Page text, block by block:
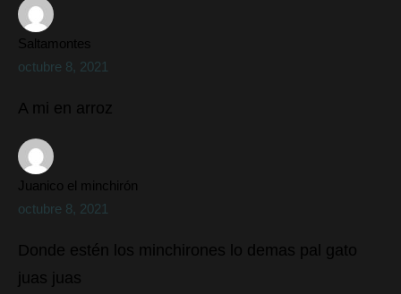
Saltamontes
octubre 8, 2021
A mi en arroz
Juanico el minchirón
octubre 8, 2021
Donde estén los minchirones lo demas pal gato
juas juas